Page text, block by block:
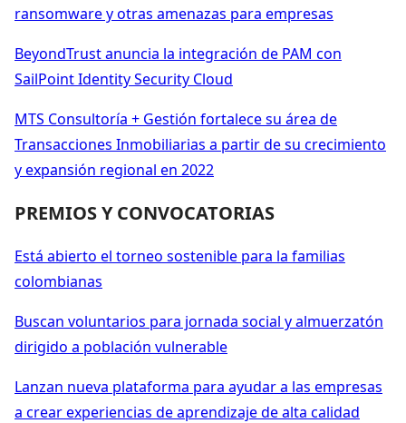
ransomware y otras amenazas para empresas
BeyondTrust anuncia la integración de PAM con
SailPoint Identity Security Cloud
MTS Consultoría + Gestión fortalece su área de
Transacciones Inmobiliarias a partir de su crecimiento
y expansión regional en 2022
PREMIOS Y CONVOCATORIAS
Está abierto el torneo sostenible para la familias
colombianas
Buscan voluntarios para jornada social y almuerzatón
dirigido a población vulnerable
Lanzan nueva plataforma para ayudar a las empresas
a crear experiencias de aprendizaje de alta calidad